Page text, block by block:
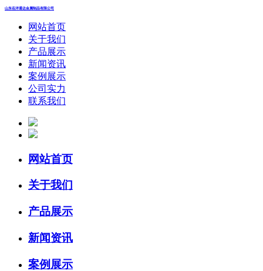
山东岳洋通达金属制品有限公司
网站首页
关于我们
产品展示
新闻资讯
案例展示
公司实力
联系我们
网站首页
关于我们
产品展示
新闻资讯
案例展示